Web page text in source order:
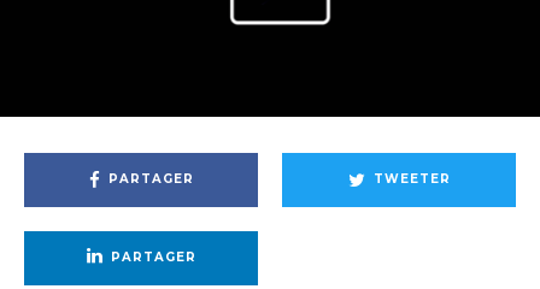
PARTAGER TWEETER
PARTAGER